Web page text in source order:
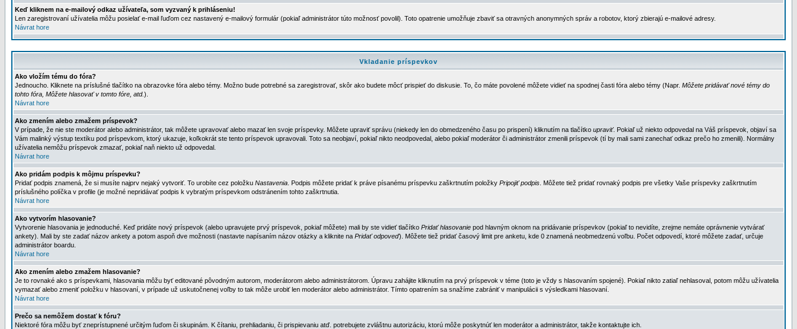
Keď kliknem na e-mailový odkaz užívateľa, som vyzvaný k prihláseniu!
Len zaregistrovaní užívatelia môžu posielať e-mail ľuďom cez nastavený e-mailový formulár (pokiaľ administrátor túto možnosť povolil). Toto opatrenie umožňuje zbaviť sa otravných anonymných správ a robotov, ktorý zbierajú e-mailové adresy.
Návrat hore
Vkladanie príspevkov
Ako vložím tému do fóra?
Jednoucho. Kliknete na príslušné tlačítko na obrazovke fóra alebo témy. Možno bude potrebné sa zaregistrovať, skôr ako budete môcť prispieť do diskusie. To, čo máte povolené môžete vidieť na spodnej časti fóra alebo témy (Napr. Môžete pridávať nové témy do
tohto fóra, Môžete hlasovať v tomto fóre, atd.).
Návrat hore
Ako zmením alebo zmažem príspevok?
V prípade, že nie ste moderátor alebo administrátor, tak môžete upravovať alebo mazať len svoje príspevky. Môžete upraviť správu (niekedy len do obmedzeného času po prispení) kliknutím na tlačítko upraviť. Pokiaľ už niekto odpovedal na Váš príspevok, objaví sa
Vám malinký výstup textíku pod príspevkom, ktorý ukazuje, koľkokrát ste tento príspevok upravovali. Toto sa neobjaví, pokiaľ nikto neodpovedal, alebo pokiaľ moderátor či administrátor zmenili príspevok (tí by mali sami zanechať odkaz prečo ho zmenili). Normálny
užívatelia nemôžu príspevok zmazať, pokiaľ naň niekto už odpovedal.
Návrat hore
Ako pridám podpis k môjmu príspevku?
Pridať podpis znamená, že si musíte najprv nejaký vytvoriť. To urobíte cez položku Nastavenia . Podpis môžete pridať k práve písanému príspevku zaškrtnutím položky Pripojiť podpis . Môžete tiež pridať rovnaký podpis pre všetky Vaše príspevky zaškrtnutím
príslušného políčka v profile (je možné nepridávať podpis k vybratým príspevkom odstránením tohto zaškrtnutia.
Návrat hore
Ako vytvorím hlasovanie?
Vytvorenie hlasovania je jednoduché. Keď pridáte nový príspevok (alebo upravujete prvý príspevok, pokiaľ môžete) mali by ste vidieť tlačítko Pridať hlasovanie pod hlavným oknom na pridávanie príspevkov (pokiaľ to nevidíte, zrejme nemáte oprávnenie vytvárať
ankety). Mali by ste zadať názov ankety a potom aspoň dve možnosti (nastavte napísaním názov otázky a kliknite na Pridať odpoveď). Môžete tiež pridať časový limit pre anketu, kde 0 znamená neobmedzenú voľbu. Počet odpovedí, ktoré môžete zadať, určuje
administrátor boardu.
Návrat hore
Ako zmením alebo zmažem hlasovanie?
Je to rovnaké ako s príspevkami, hlasovania môžu byť editované pôvodným autorom, moderátorom alebo administrátorom. Úpravu zahájite kliknutím na prvý príspevok v téme (toto je vždy s hlasovaním spojené). Pokiaľ nikto zatiaľ nehlasoval, potom môžu užívatelia
vymazať alebo zmeniť položku v hlasovaní, v prípade už uskutočnenej voľby to tak môže urobiť len moderátor alebo administrátor. Tímto opatrením sa snažíme zabrániť v manipulácii s výsledkami hlasovaní.
Návrat hore
Prečo sa nemôžem dostať k fóru?
Niektoré fóra môžu byť zneprístupnené určitým ľuďom či skupinám. K čítaniu, prehliadaniu, či prispievaniu atď. potrebujete zvláštnu autorizáciu, ktorú môže poskytnúť len moderátor a administrátor, takže kontaktujte ich.